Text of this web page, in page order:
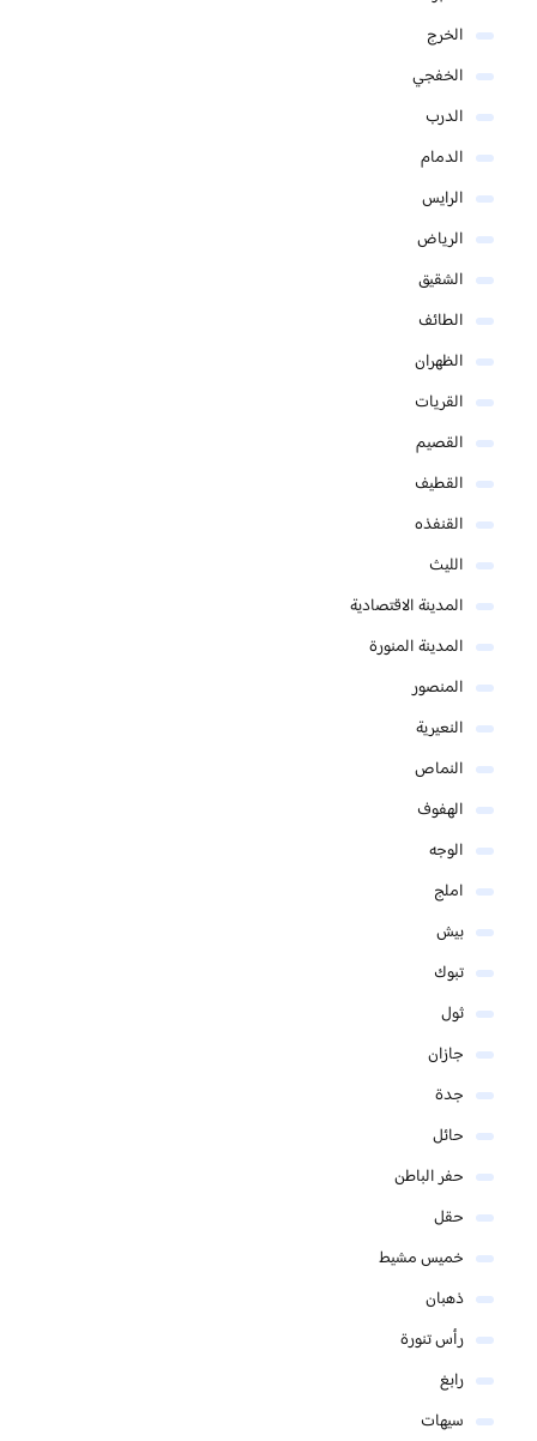
الخرج
الخفجي
الدرب
الدمام
الرايس
الرياض
الشقيق
الطائف
الظهران
القريات
القصيم
القطيف
القنفذه
الليث
المدينة الاقتصادية
المدينة المنورة
المنصور
النعيرية
النماص
الهفوف
الوجه
املج
بيش
تبوك
ثول
جازان
جدة
حائل
حفر الباطن
حقل
خميس مشيط
ذهبان
رأس تنورة
رابغ
سيهات